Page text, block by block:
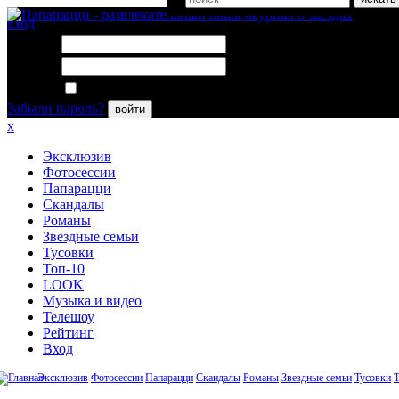
вход
Забыли пароль?
войти
x
Эксклюзив
Фотосессии
Папарацци
Скандалы
Романы
Звездные семьи
Тусовки
Топ-10
LOOK
Музыка и видео
Телешоу
Рейтинг
Вход
Эксклюзив Фотосессии Папарацци Скандалы Романы Звездные семьи Тусовки